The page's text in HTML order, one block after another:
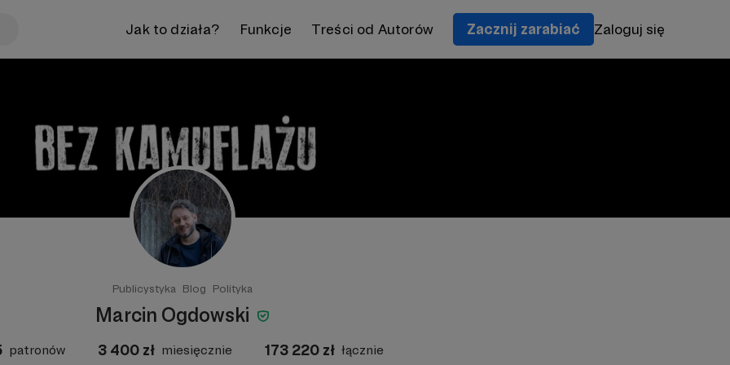
Jak to działa? Funkcje Treści od Autorów Zacznij zarabiać Zaloguj się
Publicystyka Blog Polityka
Marcin Ogdowski
patronów 3 400 zł miesięcznie 173 220 zł łącznie